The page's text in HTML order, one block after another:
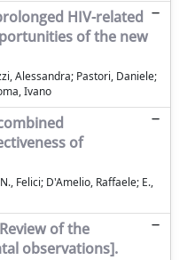
HIV-related
of the new
Alessandra; Pastori, Daniele;
Ivano
of
Felici; D'Amelio, Raffaele; E.,
of the
observations].